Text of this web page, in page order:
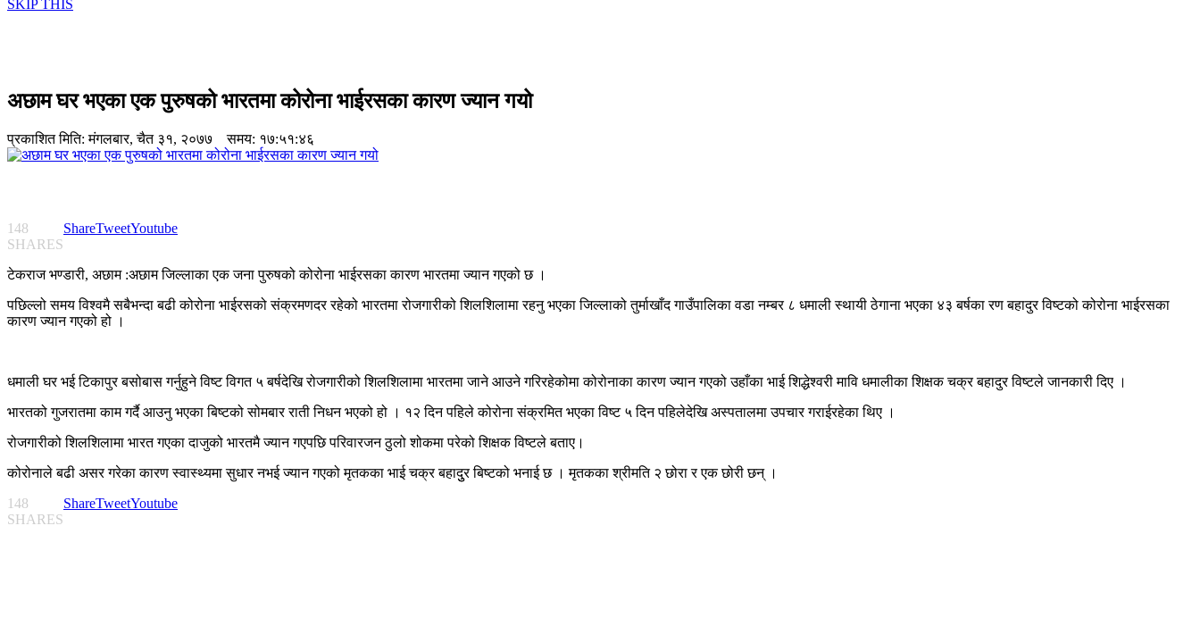
SKIP THIS
अछाम घर भएका एक पुरुषको भारतमा कोरोना भाईरसका कारण ज्यान गयो
प्रकाशित मिति:मंगलबार, चैत ३१, २०७७ समय: १७:५१:४६
148
SHARES
ShareTweetYoutube
टेकराज भण्डारी, अछाम :अछाम जिल्लाका एक जना पुरुषको कोरोना भाईरसका कारण भारतमा ज्यान गएको छ ।
पछिल्लो समय विश्वमै सबैभन्दा बढी कोरोना भाईरसको संक्रमणदर रहेको भारतमा रोजगारीको शिलशिलामा रहनु भएका जिल्लाको तुर्माखाँद गाउँपालिका वडा नम्बर ८ धमाली स्थायी ठेगाना भएका ४३ बर्षका रण बहादुर विष्टको कोरोना भाईरसका
कारण ज्यान गएको हो ।
धमाली घर भई टिकापुर बसोबास गर्नुहुने विष्ट विगत ५ बर्षदेखि रोजगारीको शिलशिलामा भारतमा जाने आउने गरिरहेकोमा कोरोनाका कारण ज्यान गएको उहाँका भाई शिद्धेश्वरी मावि धमालीका शिक्षक चक्र बहादुर विष्टले जानकारी दिए ।
भारतको गुजरातमा काम गर्दै आउनु भएका बिष्टको सोमबार राती निधन भएको हो । १२ दिन पहिले कोरोना संक्रमित भएका विष्ट ५ दिन पहिलेदेखि अस्पतालमा उपचार गराईरहेका थिए ।
रोजगारीको शिलशिलामा भारत गएका दाजुको भारतमै ज्यान गएपछि परिवारजन ठुलो शोकमा परेको शिक्षक विष्टले बताए।
कोरोनाले बढी असर गरेका कारण स्वास्थ्यमा सुधार नभई ज्यान गएको मृतकका भाई चक्र बहादुुर बिष्टको भनाई छ । मृतकका श्रीमति २ छोरा र एक छोरी छन् ।
148
SHARES
ShareTweetYoutube